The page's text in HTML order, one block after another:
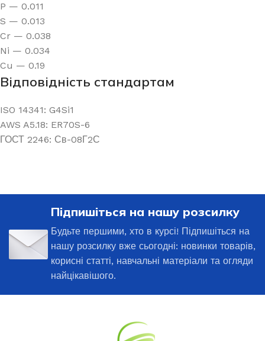
P — 0.011
S — 0.013
Cr — 0.038
Ni — 0.034
Cu — 0.19
Відповідність стандартам
ISO 14341: G4Si1
AWS A5.18: ER70S-6
ГОСТ 2246: Св-08Г2С
Підпишіться на нашу розсилку
Будьте першими, хто в курсі! Підпишіться на
нашу розсилку вже сьогодні: новинки товарів,
корисні статті, навчальні матеріали та огляди
найцікавішого.